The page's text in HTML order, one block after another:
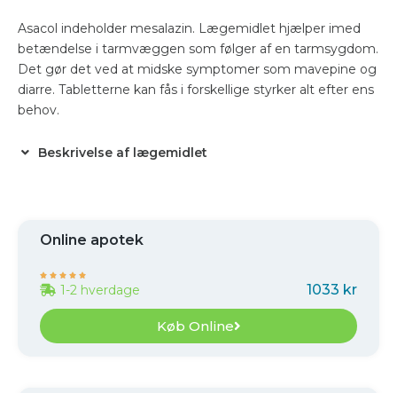
Asacol indeholder mesalazin. Lægemidlet hjælper imed
betændelse i tarmvæggen som følger af en tarmsygdom.
Det gør det ved at midske symptomer som mavepine og
diarre. Tabletterne kan fås i forskellige styrker alt efter ens
behov.
Beskrivelse af lægemidlet
Online apotek
    
1-2 hverdage 1033 kr
Køb Online